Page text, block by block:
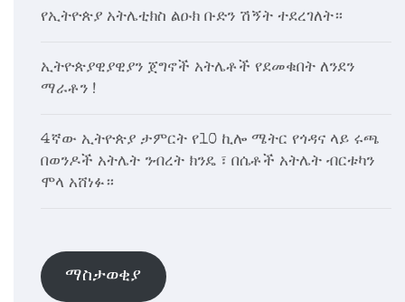
የኢትዮጵያ አትሌቲክስ ልዑክ ቡድን ሽኝት ተደረገለት።
ኢትዮጵያዊያዊያን ጀግኖች አትሌቶች የደመቁበት ለንደን
ማራቶን !
4ኛው ኢትዮጵያ ታምርት የ10 ኪሎ ሜትር የጎዳና ላይ ሩጫ
በወንዶች አትሌት ንብረት ክንዴ ፣ በሴቶች አትሌት ብርቱካን
ሞላ አሸነፉ።
ማስታወቂያ